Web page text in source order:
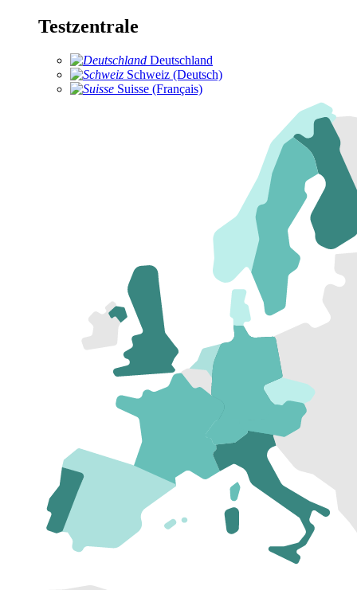
Testzentrale
Deutschland
Schweiz (Deutsch)
Suisse (Français)